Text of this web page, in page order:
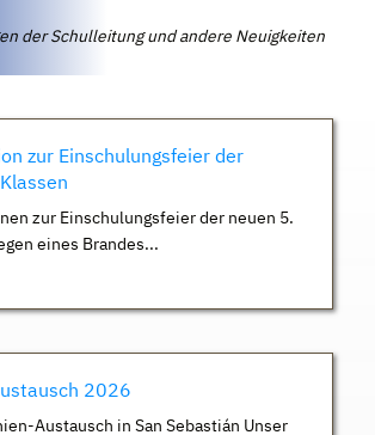
der Schulleitung und andere Neuigkeiten
zur Einschulungsfeier der
zur Einschulungsfeier der neuen 5.
eines Brandes...
2026
Austausch in San Sebastián Unser